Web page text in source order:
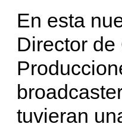
En esta
Director
tuvieran